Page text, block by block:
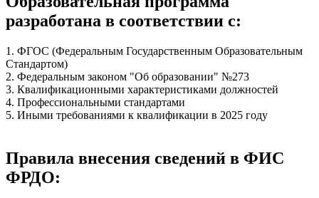
разработана в соответствии с:
1. ФГОС (Федеральным Государственным Образовательным
Стандартом)
2. Федеральным законом "Об образовании" №273
3. Квалификационными характеристиками должностей
4. Профессиональными стандартами
5. Иными требованиями к квалификации в 2025 году
Правила внесения сведений в ФИС
ФРДО: